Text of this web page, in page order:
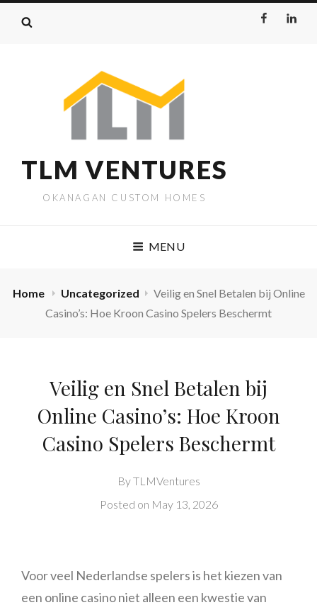
Facebook
TLM VENTURES
OKANAGAN CUSTOM HOMES
MENU
Home Uncategorized
Veilig en Snel Betalen bij Online
Casino’s: Hoe Kroon Casino Spelers Beschermt
Veilig en Snel Betalen bij
Online Casino’s: Hoe Kroon
Casino Spelers Beschermt
ByTLMVentures
Posted on May 13, 2026
Voor veel Nederlandse spelers is het kiezen van
een online casino niet alleen een kwestie van